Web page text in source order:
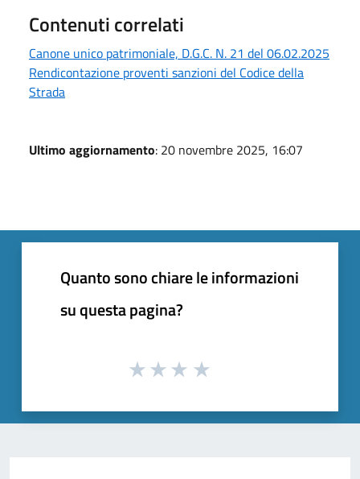
Contenuti correlati
Canone unico patrimoniale, D.G.C. N. 21 del 06.02.2025
Rendicontazione proventi sanzioni del Codice della
Strada
Ultimo aggiornamento: 20 novembre 2025, 16:07
Quanto sono chiare le informazioni
su questa pagina?